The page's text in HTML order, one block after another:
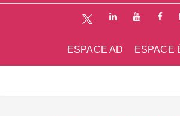
ESPACE
ESPACE AD